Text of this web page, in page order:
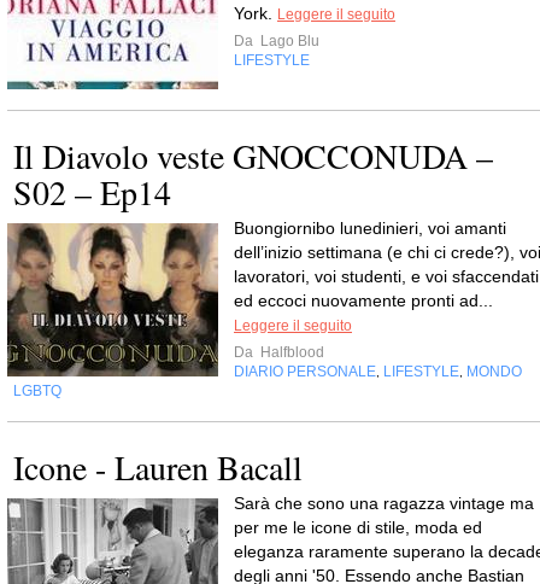
York.
Leggere il seguito
Da Lago Blu
LIFESTYLE
Il Diavolo veste GNOCCONUDA –
S02 – Ep14
Buongiornibo lunedinieri, voi amanti
dell’inizio settimana (e chi ci crede?), voi
lavoratori, voi studenti, e voi sfaccendati
ed eccoci nuovamente pronti ad...
Leggere il seguito
Da Halfblood
DIARIO PERSONALE LIFESTYLE MONDO
LGBTQ
Icone - Lauren Bacall
Sarà che sono una ragazza vintage ma
per me le icone di stile, moda ed
eleganza raramente superano la
degli anni '50. Essendo anche Bastian